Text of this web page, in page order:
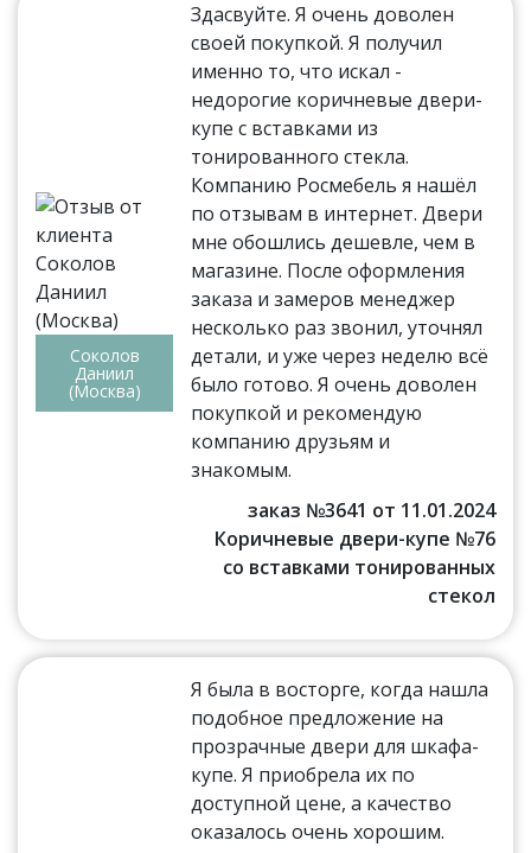
Соколов
Даниил
(Москва)
Здасвуйте. Я очень доволен
своей покупкой. Я получил
именно то, что искал -
недорогие коричневые двери-
купе с вставками из
тонированного стекла.
Компанию Росмебель я нашёл
по отзывам в интернет. Двери
мне обошлись дешевле, чем в
магазине. После оформления
заказа и замеров менеджер
несколько раз звонил, уточнял
детали, и уже через неделю всё
было готово. Я очень доволен
покупкой и рекомендую
компанию друзьям и
знакомым.
заказ №3641 от 11.01.2024
Коричневые двери-купе №76
со вставками тонированных
стекол
Я была в восторге, когда нашла
подобное предложение на
прозрачные двери для шкафа-
купе. Я приобрела их по
доступной цене, а качество
оказалось очень хорошим.